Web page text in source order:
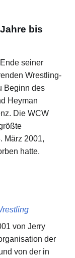
bis
seiner
Wrestling-
Beginn des
Heyman
Die WCW
März 2001,
hatte.
von Jerry
der
von der in